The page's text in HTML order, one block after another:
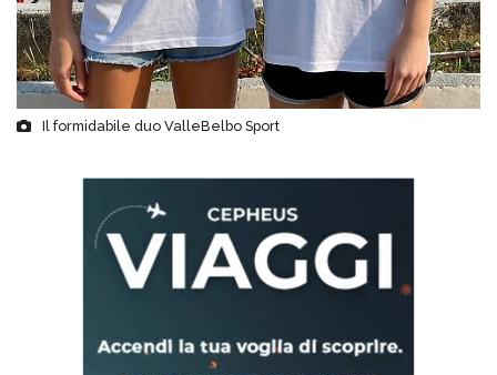
Il formidabile duo ValleBelbo Sport